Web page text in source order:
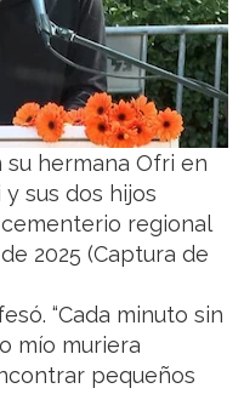
su hermana Ofri en
sus dos hijos
regional
2025 (Captura de
“Cada minuto sin
mío muriera
pequeños